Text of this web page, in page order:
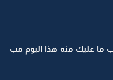
ما عليك منه هذا اليوم مب